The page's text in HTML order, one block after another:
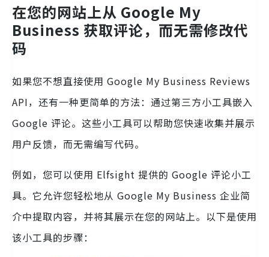
在您的网站上从 Google My
Business 获取评论，而无需修改代
码
如果您不想直接使用 Google My Business Reviews
API，还有一种更简单的方法：通过第三方小工具嵌入
Google 评论。这些小工具可以帮助您快速收集并展示
用户反馈，而无需编写代码。
例如，您可以使用 Elfsight 提供的 Google 评论小工
具。它允许您轻松地从 Google My Business 企业简
介中提取内容，并将其展示在您的网站上。以下是使用
该小工具的步骤：